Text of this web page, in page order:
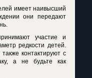
имеет наивысший
они передают
участие и
редкости детей.
контактируют с
а не будьте как